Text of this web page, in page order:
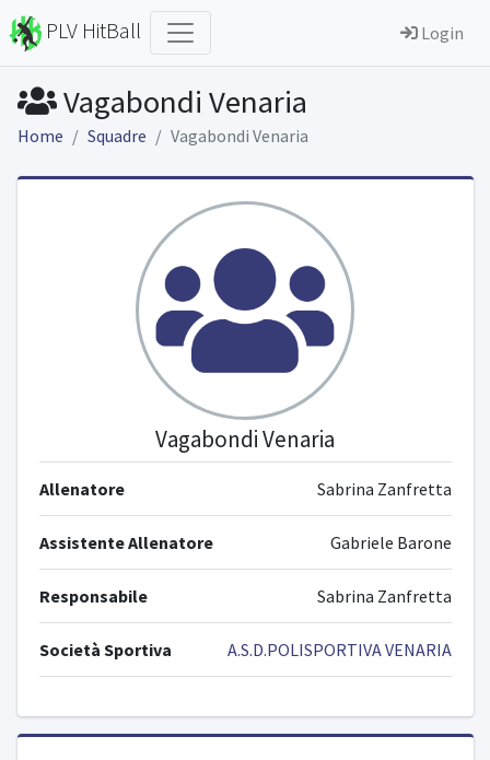
PLV HitBall Login
Vagabondi Venaria
Home Squadre Vagabondi Venaria
Vagabondi Venaria
Allenatore Sabrina Zanfretta
Assistente Allenatore Gabriele Barone
Responsabile Sabrina Zanfretta
Società Sportiva A.S.D.POLISPORTIVA VENARIA